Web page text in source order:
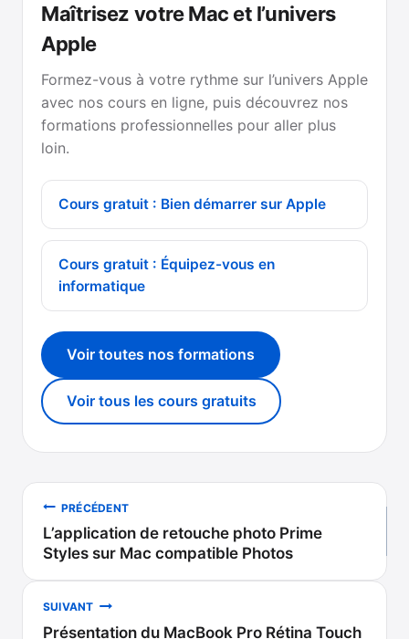
Maîtrisez votre Mac et l’univers
Apple
Formez-vous à votre rythme sur l’univers Apple
avec nos cours en ligne, puis découvrez nos
formations professionnelles pour aller plus
loin.
Cours gratuit : Bien démarrer sur Apple
Cours gratuit : Équipez-vous en
informatique
Voir toutes nos formations
Voir tous les cours gratuits
Navigation
de
l’article
PRÉCÉDENT
L’application de retouche photo Prime
Styles sur Mac compatible Photos
SUIVANT
Présentation du MacBook Pro Rétina Touch